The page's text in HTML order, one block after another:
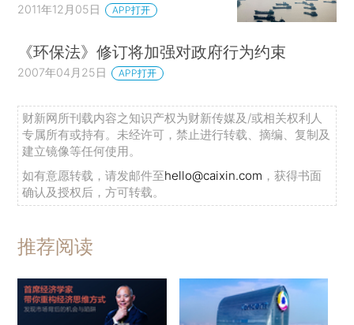
2011年12月05日 APP打开
《环保法》修订将加强对政府行为约束
2007年04月25日 APP打开
财新网所刊载内容之知识产权为财新传媒及/或相关权利人
专属所有或持有。未经许可，禁止进行转载、摘编、复制及
建立镜像等任何使用。
如有意愿转载，请发邮件至hello@caixin.com ，获得书面
确认及授权后，方可转载。
推荐阅读